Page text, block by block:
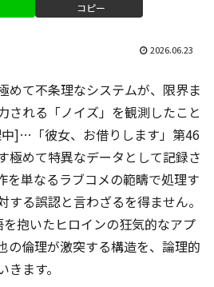
コピー
2026.06.23
めて不条理なシステムが、限界ま
される「ノイズ」を観測したこと
]…「彼女、お借りします」第46
極めて特異なデータとして記録さ
を単なるラブコメの範疇で処理す
する誤認と言わざるを得ません。
抱いたヒロインの狂気的なアプ
の倫理が激突する構造を、論理的
ます。